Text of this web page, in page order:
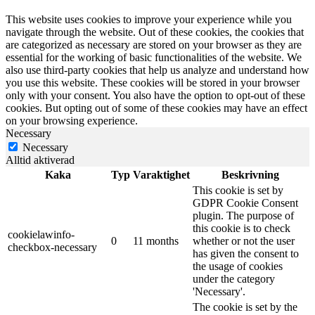
This website uses cookies to improve your experience while you
navigate through the website. Out of these cookies, the cookies that
are categorized as necessary are stored on your browser as they are
essential for the working of basic functionalities of the website. We
also use third-party cookies that help us analyze and understand how
you use this website. These cookies will be stored in your browser
only with your consent. You also have the option to opt-out of these
cookies. But opting out of some of these cookies may have an effect
on your browsing experience.
Necessary
Necessary
Alltid aktiverad
Kaka
Typ Varaktighet Beskrivning
cookielawinfo-
checkbox-necessary
0 11 months
This cookie is set by
GDPR Cookie Consent
plugin. The purpose of
this cookie is to check
whether or not the user
has given the consent to
the usage of cookies
under the category
'Necessary'.
The cookie is set by the